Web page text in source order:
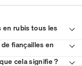
en rubis tous les
fiançailles en
cela signifie ?